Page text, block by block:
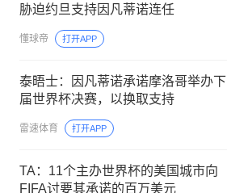
胁迫约旦支持因凡蒂诺连任
懂球帝 打开APP
泰晤士：因凡蒂诺承诺摩洛哥举办下
届世界杯决赛，以换取支持
雷速体育 打开APP
TA：11个主办世界杯的美国城市向
FIFA讨要其承诺的百万美元